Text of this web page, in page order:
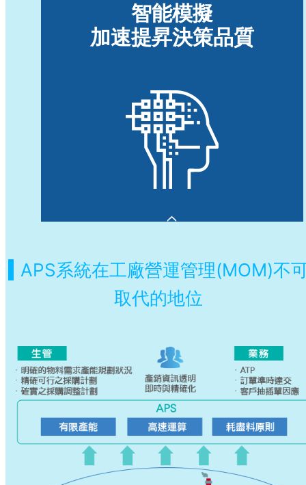
針對離散型產業中，不同行業別、製程複
設備成本高昂
為考慮資源限制下的規劃
有效提昇設備稼動率
低存貨水準及達成企業營運高效目標
智能模擬
加速提昇決策品質
因應日異多變的市場波動，針對需求變動(
插單)，予以快速因應客戶的詢單要求。
APS快速反應詢單預計交期。
提供即時性規劃、增進企業支援決策能力
APS系統在工廠營運管理(MOM)不
取代的地位